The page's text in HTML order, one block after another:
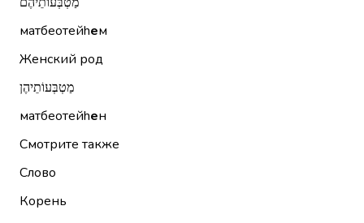
матбеотейhем
Женский род
מַטְבְּעוֹתֵיהֶן
матбеотейhен
Смотрите также
Слово
Корень